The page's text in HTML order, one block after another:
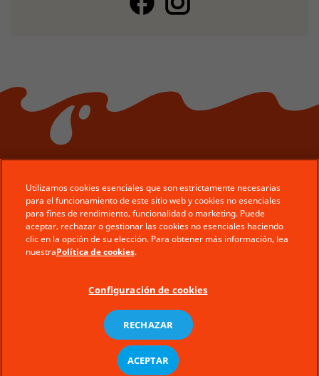
© Ferrero 2026 − All rights reserved
Servicio al consumidor
Condiciones de uso del Sitio
Requisitos técnicos
Utilizamos cookies esenciales que son estrictamente necesarias
para el funcionamiento de este sitio web y cookies no esenciales
para fines de rendimiento, funcionalidad o marketing. Puede
aceptar, rechazar o gestionar las cookies no esenciales haciendo
clic en la opción de su elección. Para obtener más información, lea
nuestraPolítica de cookies.
Configuración de cookies
RECHAZAR
ACEPTAR